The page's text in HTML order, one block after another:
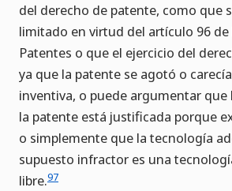
del derecho de patente, como que
limitado en virtud del artículo 96 de
Patentes o que el ejercicio del
ya que la patente se agotó o
inventiva, o puede argumentar
la patente está justificada porque
o simplemente que la tecnología
supuesto infractor es una
libre.97